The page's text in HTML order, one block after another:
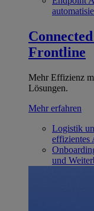
Frontline
Mehr Effizienz
Lösungen.
Mehr erfahren
Logistik
effizientes
und